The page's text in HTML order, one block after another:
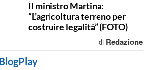
Il ministro Martina:
“L’agricoltura terreno per
costruire legalità” (FOTO)
di Redazione